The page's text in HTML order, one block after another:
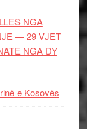
NGA
— 29 VJET
NGA DY
e Kosovës